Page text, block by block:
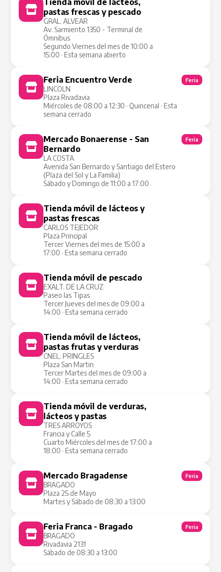
Tienda móvil de lácteos,
pastas frescas y pescado
GRAL. ALVEAR
Av. Sarmiento 1350 - Terminal de
Ómnibus
Segundo Viernes del mes de 10:00 a
15:00 · Esta semana abierto
Feria Encuentro Verde
LINCOLN
Plaza Rivadavia
Miércoles de 08:00 a 12:30 · Quincenal · Esta
semana cerrado
Feria
Mercado Bonaerense - San
Bernardo
LA COSTA
Avenida San Bernardo y Santiago del Estero
(Plaza del Sol y La Familia)
Sábado y Domingo de 11:00 a 17:00
Feria
Tienda móvil de lácteos y
pastas frescas
CARLOS TEJEDOR
Plaza Principal
Tercer Viernes del mes de 15:00 a
17:00 · Esta semana cerrado
Tienda móvil de pescado
EXALT. DE LA CRUZ
Paseo las Tipas
Tercer Jueves del mes de 09:00 a
14:00 · Esta semana cerrado
Tienda móvil de lácteos,
pastas frutas y verduras
CNEL. PRINGLES
Plaza San Martin
Tercer Martes del mes de 09:00 a
14:00 · Esta semana cerrado
Tienda móvil de verduras,
lácteos y pastas
TRES ARROYOS
Francia y Calle 5
Cuarto Miércoles del mes de 17:00 a
18:00 · Esta semana cerrado
Mercado Bragadense
BRAGADO
Plaza 25 de Mayo
Martes y Sábado de 08:30 a 13:00
Feria
Feria Franca - Bragado
BRAGADO
Rivadavia 2131
Sábado de 08:30 a 13:00
Feria